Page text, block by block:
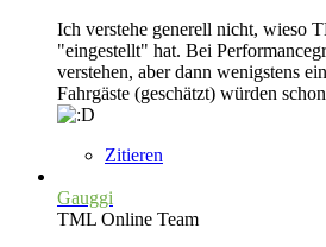
Ich verstehe generell nicht, wieso
"eingestellt" hat. Bei
verstehen, aber dann wenigstens
Fahrgäste (geschätzt) würden
Zitieren
Gauggi
TML Online Team